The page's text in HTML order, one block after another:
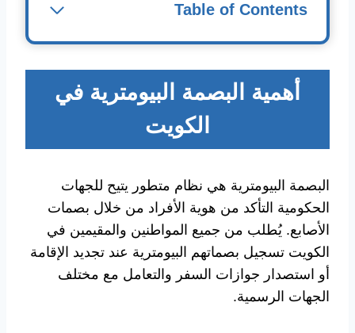
Table of Contents
أهمية البصمة البيومترية في
الكويت
البصمة البيومترية هي نظام متطور يتيح للجهات
الحكومية التأكد من هوية الأفراد من خلال بصمات
الأصابع. يُطلب من جميع المواطنين والمقيمين في
الكويت تسجيل بصماتهم البيومترية عند تجديد الإقامة
أو استصدار جوازات السفر والتعامل مع مختلف
الجهات الرسمية.